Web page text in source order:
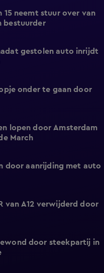
15 neemt stuur over van
bestuurder
gestolen auto inrijdt
onder te gaan door
lopen door Amsterdam
March
door aanrijding met auto
van A12 verwijderd door
door steekpartij in